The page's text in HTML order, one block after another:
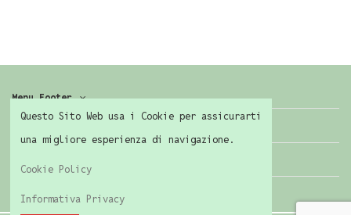
Menu Footer
Seguici
Questo Sito Web usa i Cookie per assicurarti
una migliore esperienza di navigazione.
Cookie Policy
Informativa Privacy